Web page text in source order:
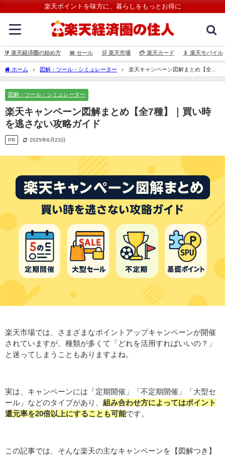
楽天ポイントを味方に、暮らしをもっとお得に
🔰 楽天経済圏の始め方 📅 セール 🛒 楽天市場 💳️ 楽天カード 📱 楽天モバイル
ホーム 図解・ツール・シミュレーター
楽天キャンペーン図解まとめ【全7
種】｜買い時を逃さない攻略ガイド
図解・ツール・シミュレーター
楽天キャンペーン図解まとめ【全7種】｜買い時
を逃さない攻略ガイド
PR 2025年6月23日
楽天市場では、さまざまなポイントアップキャンペーンが開催
されていますが、種類が多くて「どれを活用すればいいの？」
と迷ってしまうこともありますよね。
実は、キャンペーンには「定期開催」「不定期開催」「大型セ
ール」などのタイプがあり、 組み合わせ方によってはポイント
還元率を20倍以上にすることも可能です。
この記事では、そんな楽天の主なキャンペーンを【図解つき】